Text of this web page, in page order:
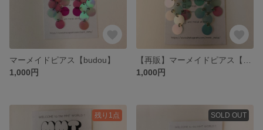
マーメイドピアス【budou】
1,000円
1,000円
残り1点 SOLD OUT